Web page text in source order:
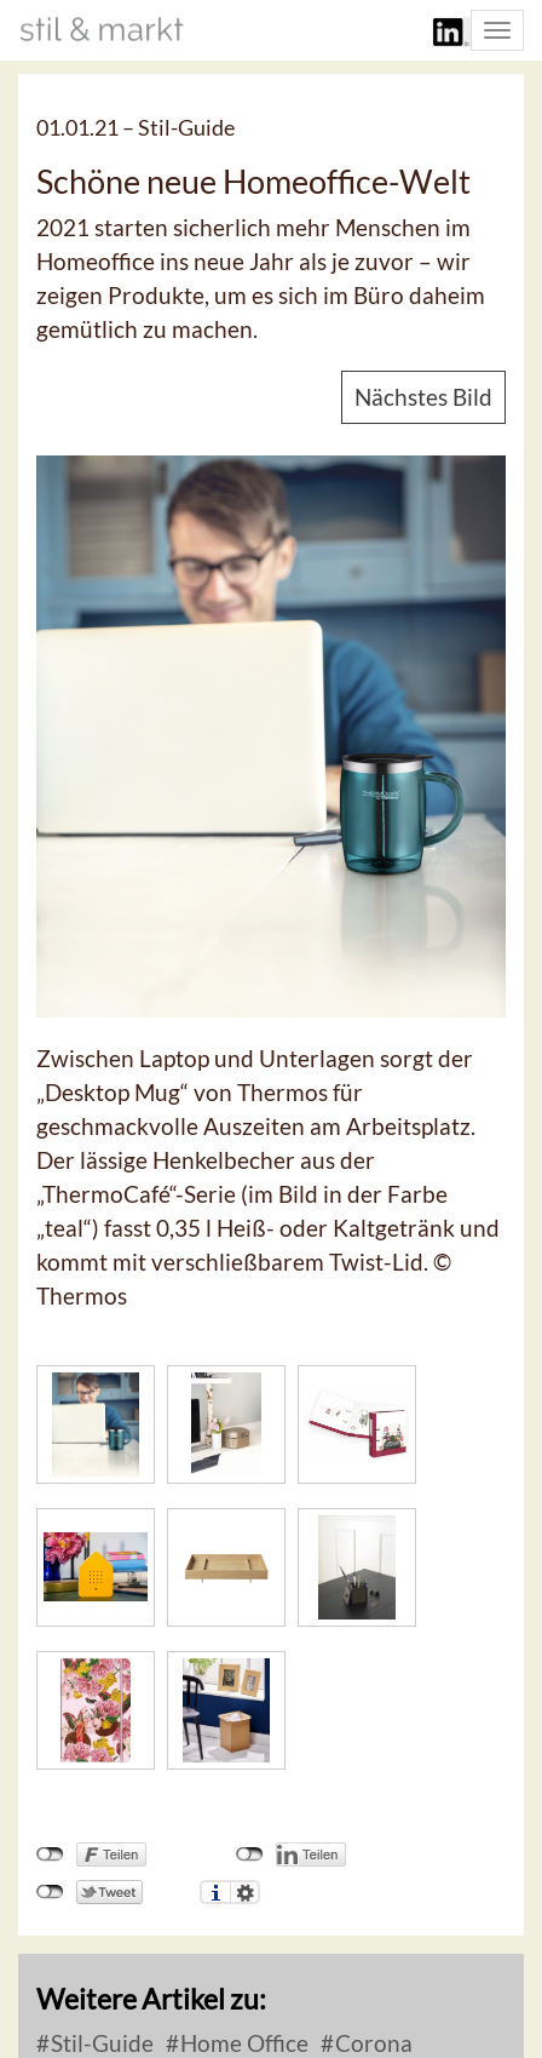
01.01.21 –Stil-Guide
Schöne neue Homeoffice-Welt
2021 starten sicherlich mehr Menschen im
Homeoffice ins neue Jahr als je zuvor – wir
zeigen Produkte, um es sich im Büro daheim
gemütlich zu machen.
Nächstes Bild
Zwischen Laptop und Unterlagen sorgt der
„Desktop Mug“ von Thermos für
geschmackvolle Auszeiten am Arbeitsplatz.
Der lässige Henkelbecher aus der
„ThermoCafé“-Serie (im Bild in der Farbe
„teal“) fasst 0,35 l Heiß- oder Kaltgetränk und
kommt mit verschließbarem Twist-Lid. ©
Thermos
Weitere Artikel zu:
Stil-Guide Home Office
Corona